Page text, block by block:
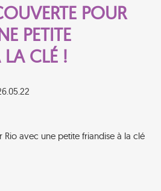
POUR
PETITE
LA CLÉ !
avec une petite friandise à la clé